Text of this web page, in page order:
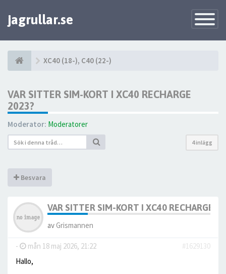
Toggle
jagrullar.se
XC40 (18-), C40 (22-)
VAR SITTER SIM-KORT I XC40 RECHARGE
2023?
Moderator: Moderatorer
4 inlägg
Besvara
VAR SITTER SIM-KORT I XC40 RECHARGE
avGrismannen
- mån 18 maj 2026, 21:22
#1629130
Hallo,